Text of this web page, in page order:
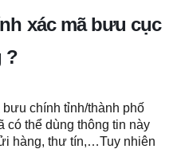
xác mã bưu cục
?
chính tỉnh/thành phố
có thể dùng thông tin này
hàng, thư tín,…Tuy nhiên